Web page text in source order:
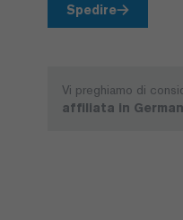
Spedire
Vi preghiamo di
affiliata in